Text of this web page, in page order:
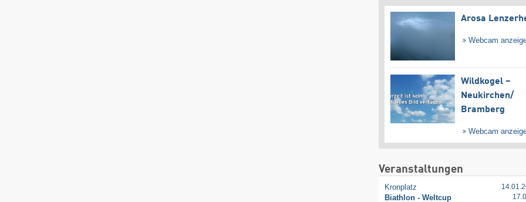
Arosa
Webcam
Wildkogel –
Neukirchen/​
Bramberg
Webcam
Veranstaltungen
Kronplatz
Biathlon - Weltcup